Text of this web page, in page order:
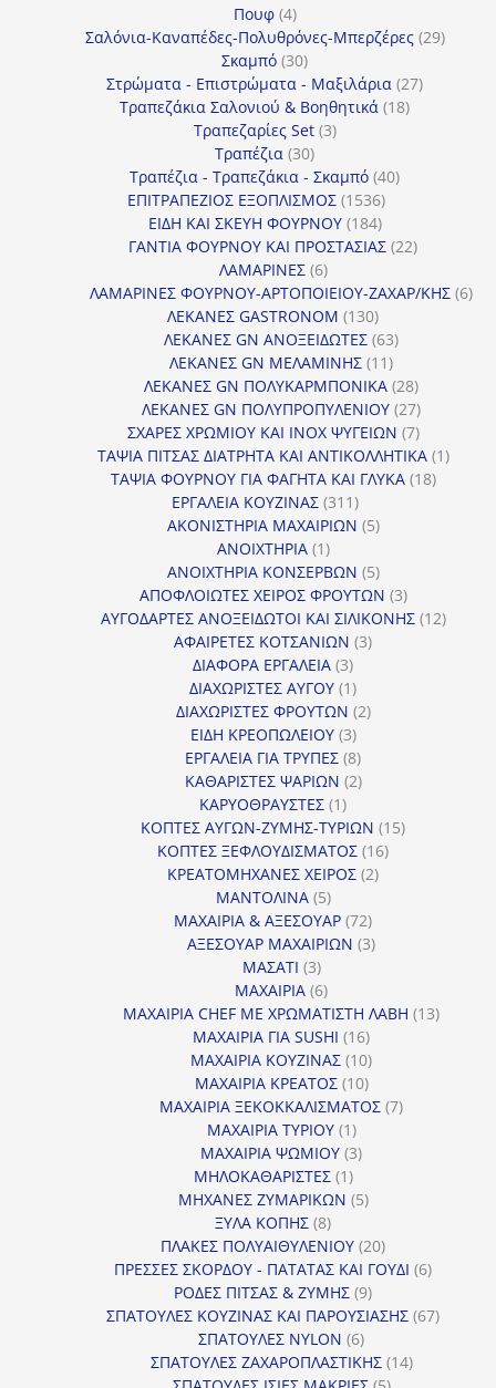
Πουφ 44
προϊόντα
Σαλόνια-Καναπέδες-Πολυθρόνες-Μπερζέρες 2929
Σκαμπό 3030
προϊόντα
Στρώματα - Επιστρώματα - Μαξιλάρια 2727
Τραπεζάκια Σαλονιού & Βοηθητικά 1818
Τραπεζαρίες Set 33
Τραπέζια 3030
προϊόντα
Τραπέζια - Τραπεζάκια - Σκαμπό 4040
ΕΠΙΤΡΑΠΕΖΙΟΣ ΕΞΟΠΛΙΣΜΟΣ 15361536
προϊόντα
ΕΙΔΗ ΚΑΙ ΣΚΕΥΗ ΦΟΥΡΝΟΥ 184184
προϊόντα
ΓΑΝΤΙΑ ΦΟΥΡΝΟΥ ΚΑΙ ΠΡΟΣΤΑΣΙΑΣ 2222
ΛΑΜΑΡΙΝΕΣ 66
προϊόντα
ΛΑΜΑΡΙΝΕΣ ΦΟΥΡΝΟΥ-ΑΡΤΟΠΟΙΕΙΟΥ-ΖΑΧΑΡ/ΚΗΣ 66
ΛΕΚΑΝΕΣ GASTRONOM 130130
προϊόντα
ΛΕΚΑΝΕΣ GN ΑΝΟΞΕΙΔΩΤΕΣ 6363
ΛΕΚΑΝΕΣ GN ΜΕΛΑΜΙΝΗΣ 1111
προϊόντα
ΛΕΚΑΝΕΣ GN ΠΟΛΥΚΑΡΜΠΟΝΙΚΑ 2828
προϊόντα
ΛΕΚΑΝΕΣ GN ΠΟΛΥΠΡΟΠΥΛΕΝΙΟΥ 2727
προϊόντα
ΣΧΑΡΕΣ ΧΡΩΜΙΟΥ ΚΑΙ INOX ΨΥΓΕΙΩΝ 77
προϊόντα
ΤΑΨΙΑ ΠΙΤΣΑΣ ΔΙΑΤΡΗΤΑ ΚΑΙ ΑΝΤΙΚΟΛΛΗΤΙΚΑ 11
ΤΑΨΙΑ ΦΟΥΡΝΟΥ ΓΙΑ ΦΑΓΗΤΑ ΚΑΙ ΓΛΥΚΑ 1818
ΕΡΓΑΛΕΙΑ ΚΟΥΖΙΝΑΣ 311311
προϊόντα
ΑΚΟΝΙΣΤΗΡΙΑ ΜΑΧΑΙΡΙΩΝ 55
ΑΝΟΙΧΤΗΡΙΑ 11
προϊόν
ΑΝΟΙΧΤΗΡΙΑ ΚΟΝΣΕΡΒΩΝ 55
προϊόντα
ΑΠΟΦΛΟΙΩΤΕΣ ΧΕΙΡΟΣ ΦΡΟΥΤΩΝ 33
προϊόντα
ΑΥΓΟΔΑΡΤΕΣ ΑΝΟΞΕΙΔΩΤΟΙ ΚΑΙ ΣΙΛΙΚΟΝΗΣ 1212
ΑΦΑΙΡΕΤΕΣ ΚΟΤΣΑΝΙΩΝ 33
ΔΙΑΦΟΡΑ ΕΡΓΑΛΕΙΑ 33
προϊόντα
ΔΙΑΧΩΡΙΣΤΕΣ ΑΥΓΟΥ 11
προϊόν
ΔΙΑΧΩΡΙΣΤΕΣ ΦΡΟΥΤΩΝ 22
ΕΙΔΗ ΚΡΕΟΠΩΛΕΙΟΥ 33
προϊόντα
ΕΡΓΑΛΕΙΑ ΓΙΑ ΤΡΥΠΕΣ 88
προϊόντα
ΚΑΘΑΡΙΣΤΕΣ ΨΑΡΙΩΝ 22
ΚΑΡΥΟΘΡΑΥΣΤΕΣ 11
προϊόν
ΚΟΠΤΕΣ ΑΥΓΩΝ-ΖΥΜΗΣ-ΤΥΡΙΩΝ 1515
ΚΟΠΤΕΣ ΞΕΦΛΟΥΔΙΣΜΑΤΟΣ 1616
ΚΡΕΑΤΟΜΗΧΑΝΕΣ ΧΕΙΡΟΣ 22
ΜΑΝΤΟΛΙΝΑ 55
προϊόντα
ΜΑΧΑΙΡΙΑ & ΑΞΕΣΟΥΑΡ 7272
προϊόντα
ΑΞΕΣΟΥΑΡ ΜΑΧΑΙΡΙΩΝ 33
ΜΑΣΑΤΙ 33
προϊόντα
ΜΑΧΑΙΡΙΑ 66
προϊόντα
ΜΑΧΑΙΡΙΑ CHEF ΜΕ ΧΡΩΜΑΤΙΣΤΗ ΛΑΒΗ 1313
ΜΑΧΑΙΡΙΑ ΓΙΑ SUSHI 1616
προϊόντα
ΜΑΧΑΙΡΙΑ ΚΟΥΖΙΝΑΣ 1010
προϊόντα
ΜΑΧΑΙΡΙΑ ΚΡΕΑΤΟΣ 1010
προϊόντα
ΜΑΧΑΙΡΙΑ ΞΕΚΟΚΚΑΛΙΣΜΑΤΟΣ 77
ΜΑΧΑΙΡΙΑ ΤΥΡΙΟΥ 11
προϊόν
ΜΑΧΑΙΡΙΑ ΨΩΜΙΟΥ 33
ΜΗΛΟΚΑΘΑΡΙΣΤΕΣ 11
προϊόν
ΜΗΧΑΝΕΣ ΖΥΜΑΡΙΚΩΝ 55
ΞΥΛΑ ΚΟΠΗΣ 88
προϊόντα
ΠΛΑΚΕΣ ΠΟΛΥΑΙΘΥΛΕΝΙΟΥ 2020
προϊόντα
ΠΡΕΣΣΕΣ ΣΚΟΡΔΟΥ - ΠΑΤΑΤΑΣ ΚΑΙ ΓΟΥΔΙ 66
ΡΟΔΕΣ ΠΙΤΣΑΣ & ΖΥΜΗΣ 99
προϊόντα
ΣΠΑΤΟΥΛΕΣ ΚΟΥΖΙΝΑΣ ΚΑΙ ΠΑΡΟΥΣΙΑΣΗΣ 6767
ΣΠΑΤΟΥΛΕΣ NYLON 66
προϊόντα
ΣΠΑΤΟΥΛΕΣ ΖΑΧΑΡΟΠΛΑΣΤΙΚΗΣ 1414
5